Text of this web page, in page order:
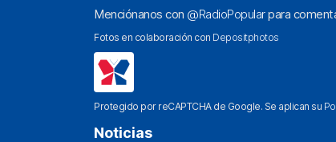
Menciónanos con @RadioPopularpara
Fotos en colaboración con Depositphotos
Protegido por reCAPTCHA de Google. Se aplican su
Noticias